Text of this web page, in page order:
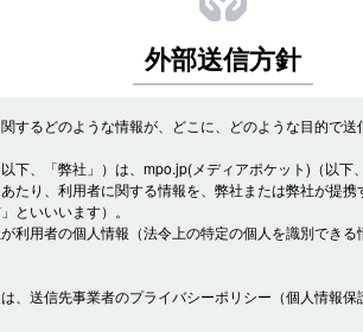
外部送信方針
するどのような情報が、どこに、どのような目的で
下、「弊社」）は、mpo.jp(メディアポケット)（以下
たり、利用者に関する情報を、弊社または弊社が提携
といいいます）。
利用者の個人情報（法令上の特定の個人を識別できる
、送信先事業者のプライバシーポリシー（個人情報保